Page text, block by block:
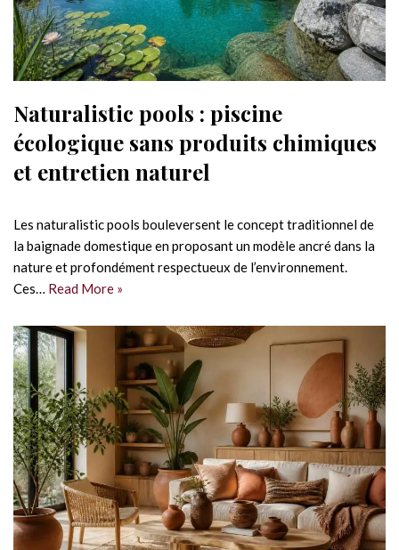
Naturalistic pools : piscine
écologique sans produits chimiques
et entretien naturel
Les naturalistic pools bouleversent le concept traditionnel de
la baignade domestique en proposant un modèle ancré dans la
nature et profondément respectueux de l’environnement.
Ces… Read More »